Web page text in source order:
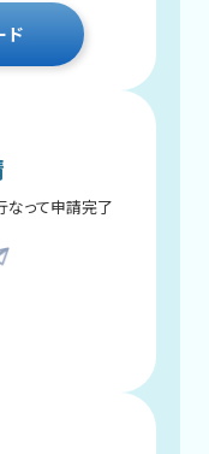
ド
なって申請完了